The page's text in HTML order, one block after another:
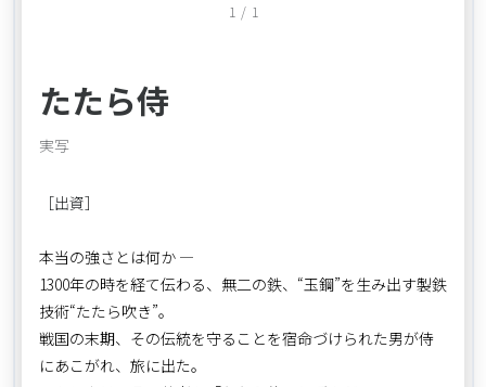
たたら侍
実写
［出資］
本当の強さとは何か ―
1300年の時を経て伝わる、無二の鉄、“玉鋼”を生み出す製鉄
技術“たたら吹き”。
戦国の末期、その伝統を守ることを宿命づけられた男が侍
にあこがれ、旅に出た。
1 / 1